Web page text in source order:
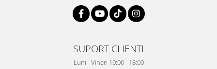
SUPORT CLIENTI
Luni - Vineri 10:00 - 18:00